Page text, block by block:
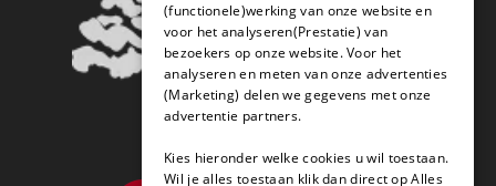
(functionele)werking van onze website en
voor het analyseren(Prestatie) van
bezoekers op onze website. Voor het
analyseren en meten van onze advertenties
(Marketing) delen we gegevens met onze
advertentie partners.
Kies hieronder welke cookies u wil toestaan.
Wil je alles toestaan klik dan direct op Alles